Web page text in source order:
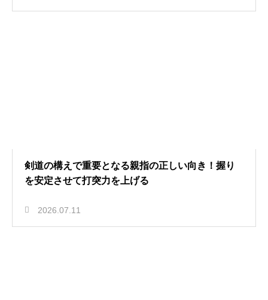
剣道の構えで重要となる親指の正しい向き！握り
を安定させて打突力を上げる
2026.07.11